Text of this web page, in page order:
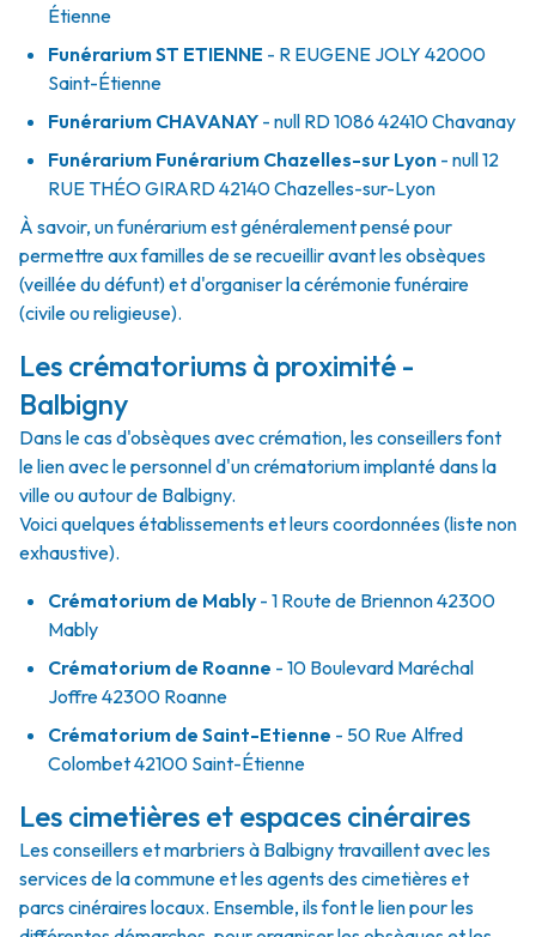
Étienne
FunérariumST ETIENNE - R EUGENE JOLY 42000
Saint-Étienne
Funérarium CHAVANAY - null RD 1086 42410Chavanay
Funérarium Funérarium Chazelles-sur Lyon - null12
RUE THÉO GIRARD42140Chazelles-sur-Lyon
À savoir, un funérarium est généralement pensé pour
permettre aux familles de se recueillir avant les obsèques
(veillée du défunt) et d'organiser la cérémonie funéraire
(civile ou religieuse).
Les crématoriums à proximité -
Balbigny
Dans le cas d'obsèques avec crémation, les conseillers font
le lien avec le personnel d'un crématorium implanté dans la
ville ou autour de Balbigny.
Voici quelques établissements et leurs coordonnées (liste non
exhaustive).
Crématorium de Mably - 1 Route de Briennon 42300
Mably
Crématorium de Roanne - 10 Boulevard Maréchal
Joffre 42300 Roanne
Crématorium de Saint-Etienne - 50 Rue Alfred
Colombet 42100 Saint-Étienne
Les cimetières et espaces cinéraires
Les conseillers et marbriers à Balbigny travaillent avec les
services de la commune et les agents des cimetières et
parcs cinéraires locaux. Ensemble, ils font le lien pour les